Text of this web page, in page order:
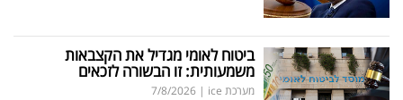
ביטוח לאומי מגדיל את הקצבאות
משמעותית: זו הבשורה לזכאים
מערכת ice |
7/8/2026